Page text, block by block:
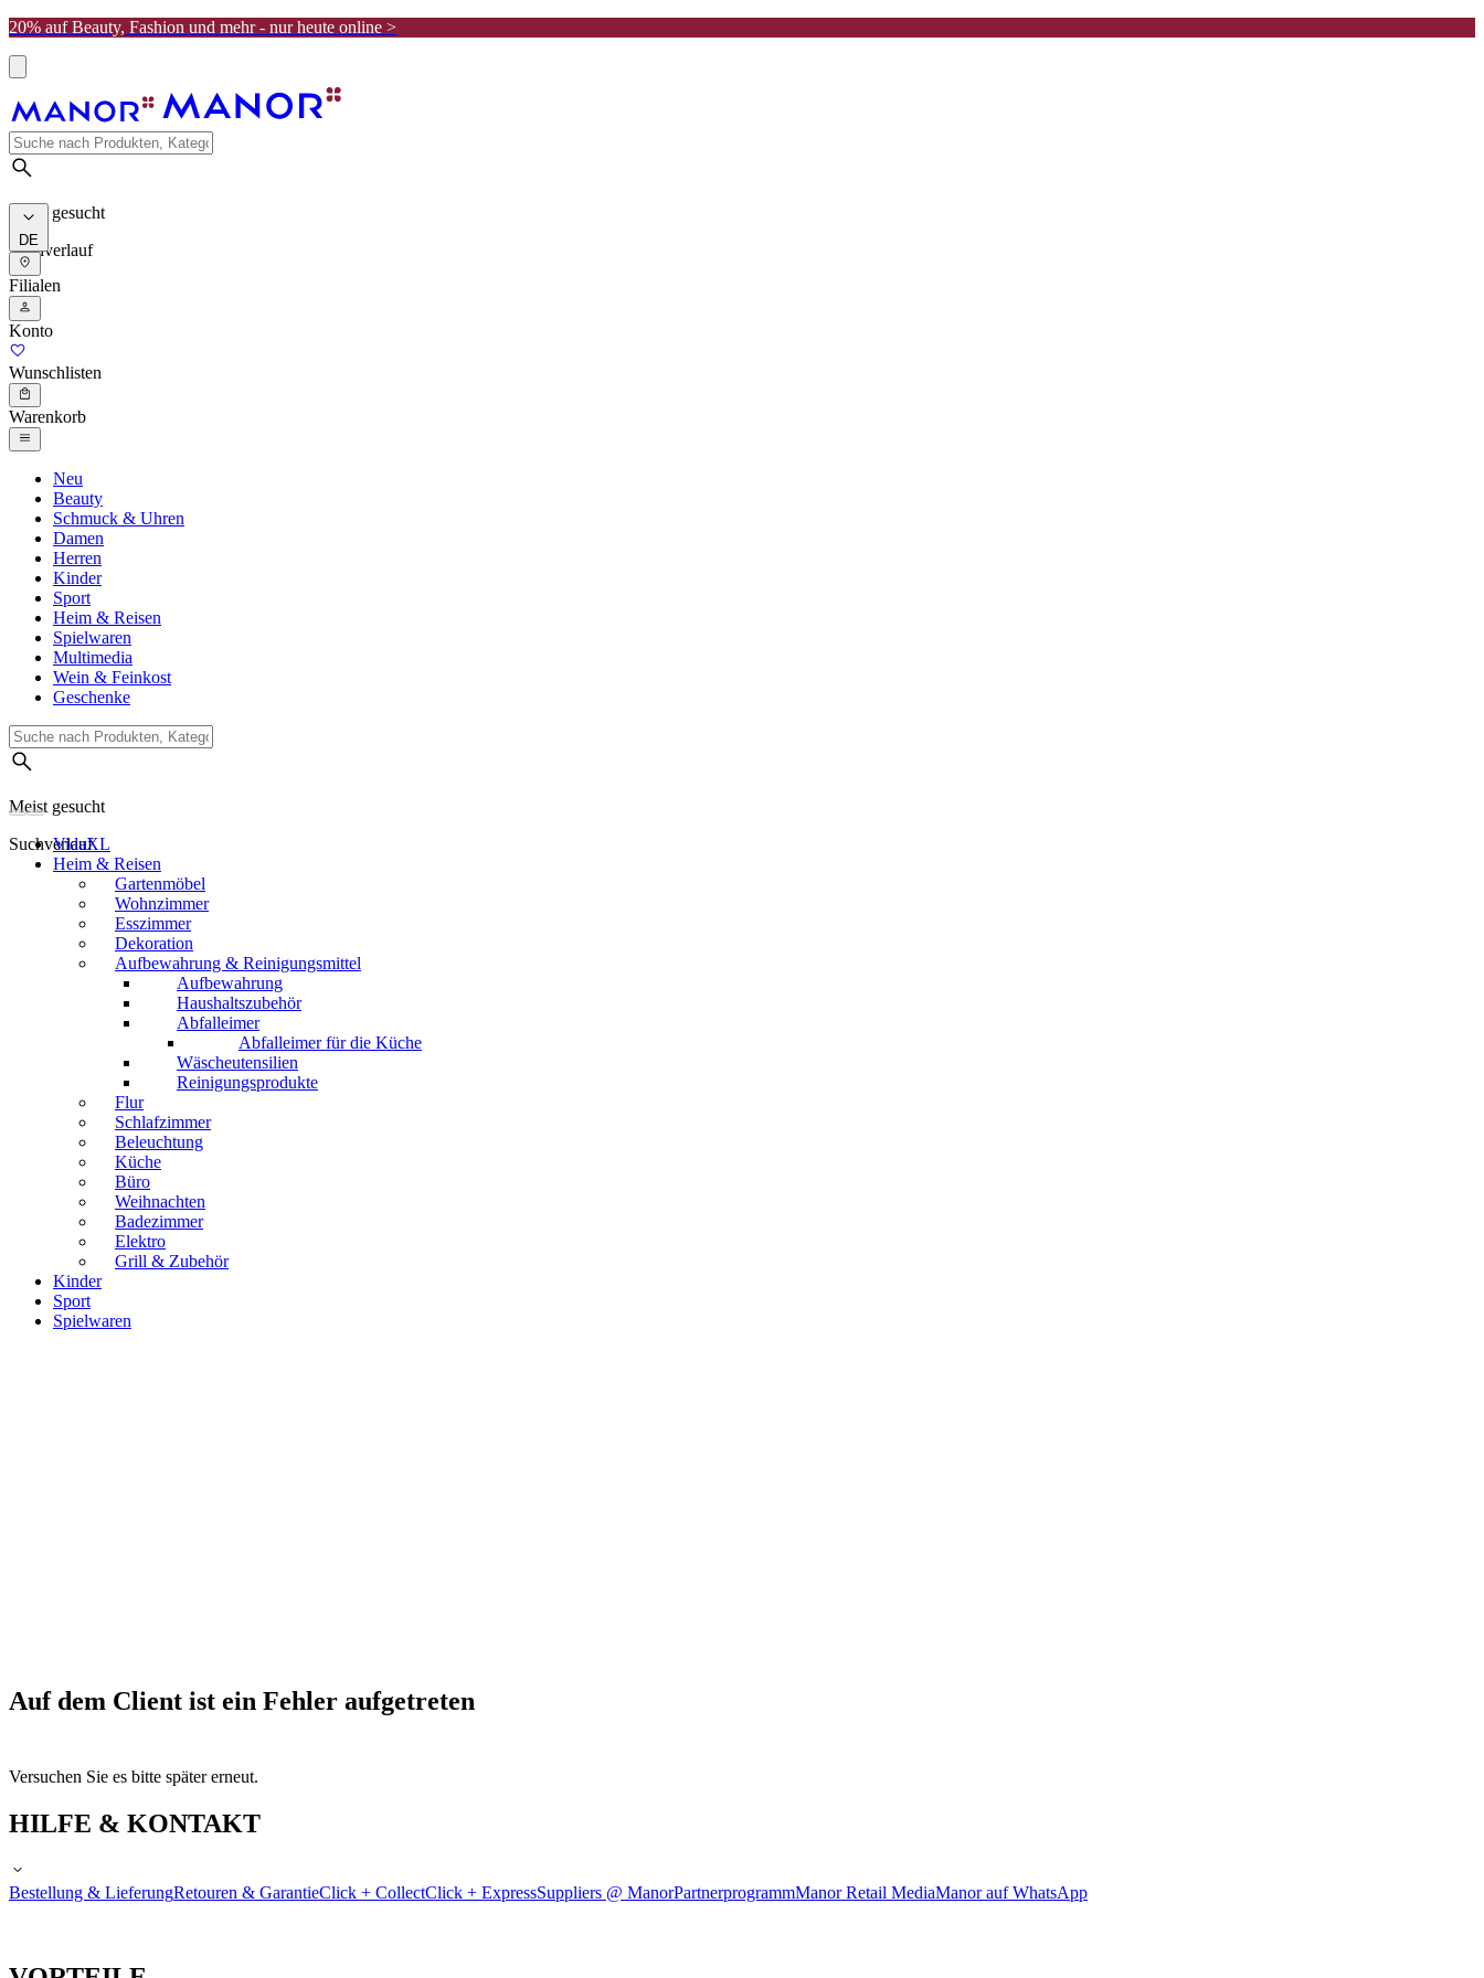
20% auf Beauty, Fashion und mehr - nur heute online >
Meist gesucht
Suchverlauf
DE
Filialen
Konto
Wunschlisten
Warenkorb
Neu
Beauty
Schmuck & Uhren
Damen
Herren
Kinder
Sport
Heim & Reisen
Spielwaren
Multimedia
Wein & Feinkost
Geschenke
Meist gesucht
Suchverlauf
VidaXL
Heim & Reisen
Gartenmöbel
Wohnzimmer
Esszimmer
Dekoration
Aufbewahrung & Reinigungsmittel
Aufbewahrung
Haushaltszubehör
Abfalleimer
Abfalleimer für die Küche
Wäscheutensilien
Reinigungsprodukte
Flur
Schlafzimmer
Beleuchtung
Küche
Büro
Weihnachten
Badezimmer
Elektro
Grill & Zubehör
Kinder
Sport
Spielwaren
Auf dem Client ist ein Fehler aufgetreten
Versuchen Sie es bitte später erneut.
HILFE & KONTAKT
Bestellung & LieferungRetouren & GarantieClick + CollectClick + ExpressSuppliers @ ManorPartnerprogrammManor Retail MediaManor auf WhatsApp